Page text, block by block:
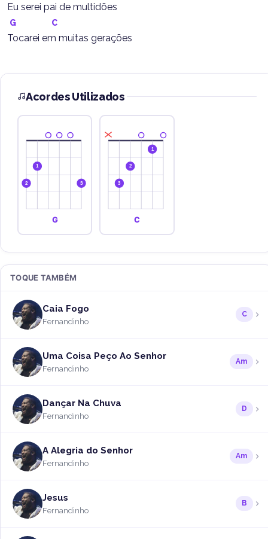
Eu serei pai de multidões
G C
Tocarei em muitas gerações
Acordes Utilizados
2
1
3
G
3
2
1
C
TOQUE TAMBÉM
Caia Fogo
Fernandinho
C
Uma Coisa Peço Ao Senhor
Fernandinho
Am
Dançar Na Chuva
Fernandinho
D
A Alegria do Senhor
Fernandinho
Am
Jesus
Fernandinho
B